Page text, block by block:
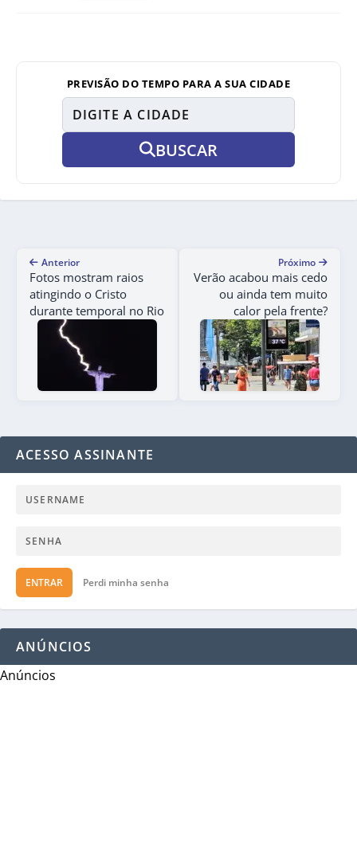
PREVISÃO DO TEMPO PARA A SUA CIDADE
BUSCAR
Anterior
Fotos mostram raios
atingindo o Cristo
durante temporal no Rio
Próximo
Verão acabou mais cedo
ou ainda tem muito
calor pela frente?
ACESSO ASSINANTE
ENTRAR Perdi minha senha
ANÚNCIOS
Anúncios